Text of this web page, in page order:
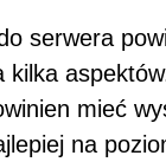
serwera
kilka
mieć
na